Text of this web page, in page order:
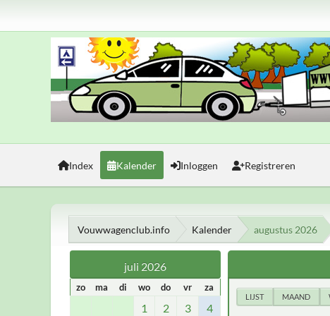
Index Kalender Inloggen Registreren
Vouwwagenclub.info Kalender augustus 2026
juli 2026
zo ma di wo do vr za
1 2 3
4
LIJST MAAND